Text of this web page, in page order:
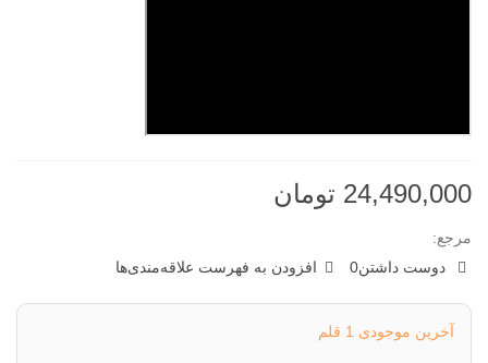
24,490,000 تومان
مرجع:
دوست داشتن0 افزودن به فهرست علاقه‌مندی‌ها
آخرین موجودی 1 قلم